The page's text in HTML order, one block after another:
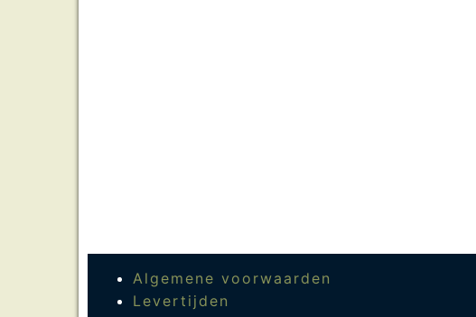
Algemene voorwaarden
Levertijden